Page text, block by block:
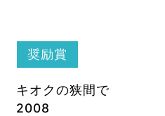
奨励賞
キオクの狭間で
2008